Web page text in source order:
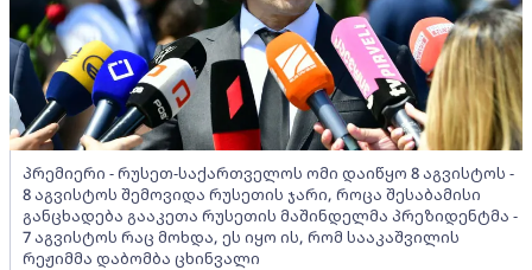
პრემიერი - რუსეთ-საქართველოს ომი დაიწყო 8 აგვისტოს -
8 აგვისტოს შემოვიდა რუსეთის ჯარი, როცა შესაბამისი
განცხადება გააკეთა რუსეთის მაშინდელმა პრეზიდენტმა -
7 აგვისტოს რაც მოხდა, ეს იყო ის, რომ სააკაშვილის
რეჟიმმა დაბომბა ცხინვალი